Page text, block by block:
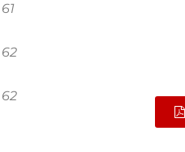
61
62
62